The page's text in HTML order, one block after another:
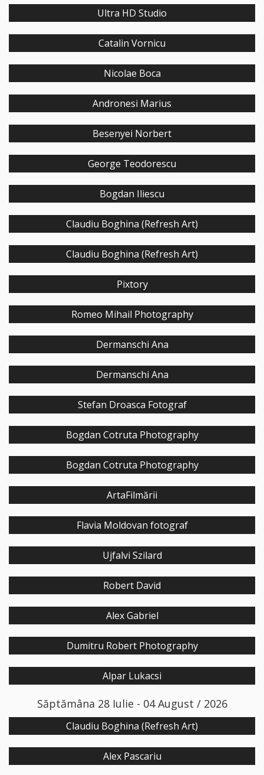
Ultra HD Studio
Catalin Vornicu
Nicolae Boca
Andronesi Marius
Besenyei Norbert
George Teodorescu
Bogdan Iliescu
Claudiu Boghina (Refresh Art)
Claudiu Boghina (Refresh Art)
Pixtory
Romeo Mihail Photography
Dermanschi Ana
Dermanschi Ana
Stefan Droasca Fotograf
Bogdan Cotruta Photography
Bogdan Cotruta Photography
ArtaFilmării
Flavia Moldovan fotograf
Ujfalvi Szilard
Robert David
Alex Gabriel
Dumitru Robert Photography
Alpar Lukacsi
Săptămâna 28 Iulie - 04 August / 2026
Claudiu Boghina (Refresh Art)
Alex Pascariu